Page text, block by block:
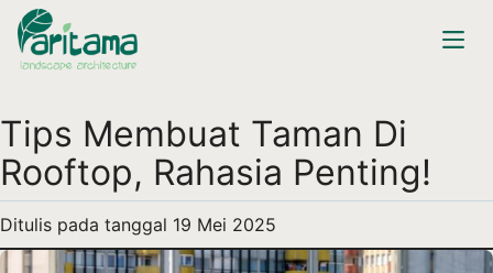
Tips Membuat Taman Di
Rooftop, Rahasia Penting!
Ditulis pada tanggal 19 Mei 2025